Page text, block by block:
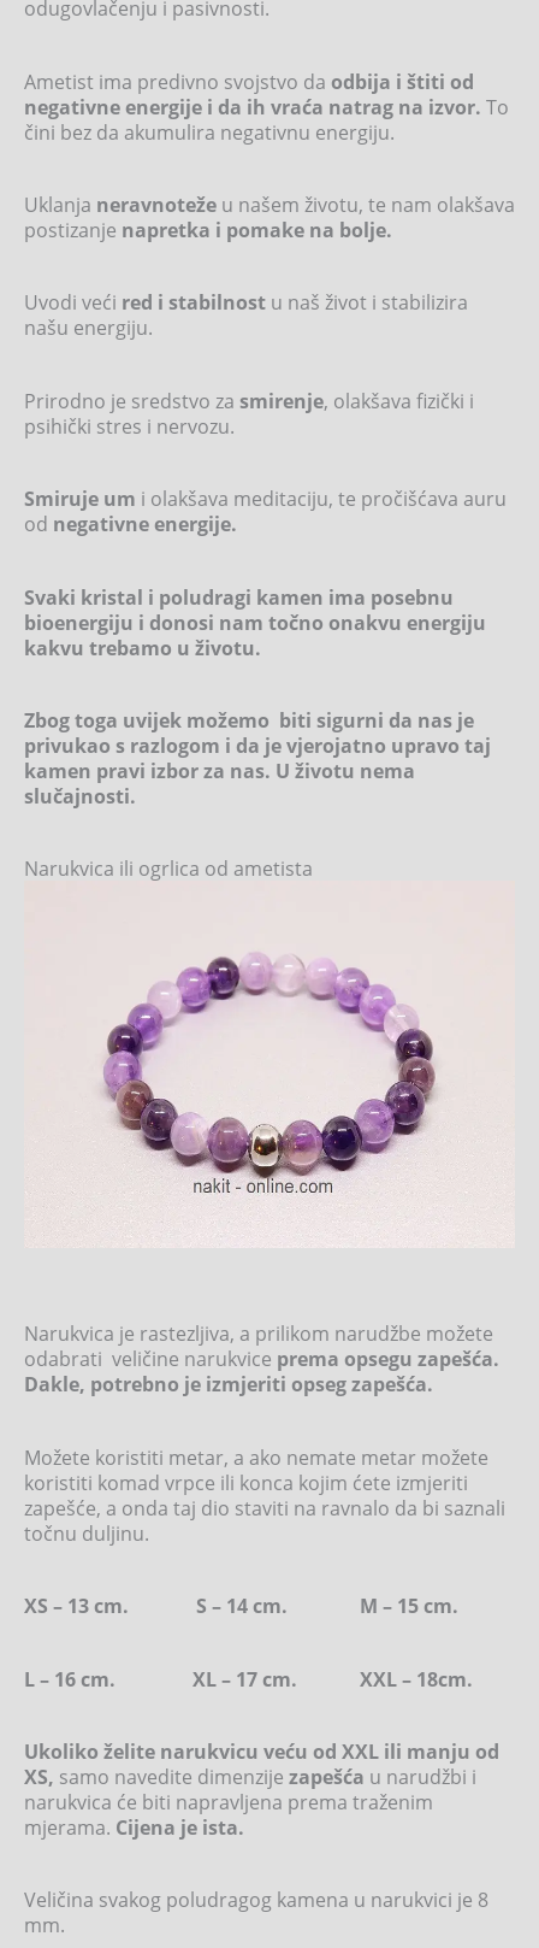
odugovlačenju i pasivnosti.
Ametist ima predivno svojstvo da odbija i štiti od
negativne energije i da ih vraća natrag na izvor. To
čini bez da akumulira negativnu energiju.
Uklanja neravnoteže u našem životu, te nam olakšava
postizanje napretka i pomake na bolje.
Uvodi veći red i stabilnost u naš život i stabilizira
našu energiju.
Prirodno je sredstvo za smirenje, olakšava fizički i
psihički stres i nervozu.
Smiruje um i olakšava meditaciju, te pročišćava auru
od negativne energije.
Svaki kristal i poludragi kamen ima posebnu
bioenergiju i donosi nam točno onakvu energiju
kakvu trebamo u životu.
Zbog toga uvijek možemo biti sigurni da nas je
privukao s razlogom i da je vjerojatno upravo taj
kamen pravi izbor za nas. U životu nema
slučajnosti.
Narukvica ili ogrlica od ametista
Narukvica je rastezljiva, a prilikom narudžbe možete
odabrati veličine narukvice prema opsegu zapešća.
Dakle, potrebno je izmjeriti opseg zapešća.
Možete koristiti metar, a ako nemate metar možete
koristiti komad vrpce ili konca kojim ćete izmjeriti
zapešće, a onda taj dio staviti na ravnalo da bi saznali
točnu duljinu.
XS – 13 cm. S – 14 cm. M – 15 cm.
L – 16 cm. XL – 17 cm. XXL – 18cm.
Ukoliko želite narukvicu veću od XXL ili manju od
XS, samo navedite dimenzije zapešća u narudžbi i
narukvica će biti napravljena prema traženim
mjerama. Cijena je ista.
Veličina svakog poludragog kamena u narukvici je 8
mm.